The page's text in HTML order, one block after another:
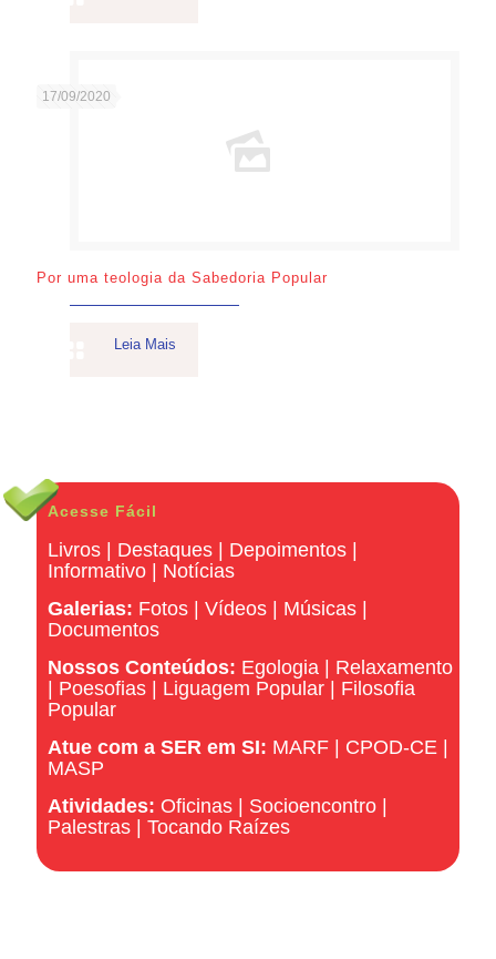
17/09/2020
Por uma teologia da Sabedoria Popular
Leia Mais
Acesse Fácil
Livros Destaques Depoimentos
Informativo
Notícias
Galerias: Fotos Vídeos Músicas
Documentos
Nossos Conteúdos: Egologia
Relaxamento
Poesofias Liguagem Popular
Filosofia
Popular
Atue com a SER em SI: MARF CPOD-CE
MASP
Atividades: Oficinas Socioencontro
Palestras
Tocando Raízes